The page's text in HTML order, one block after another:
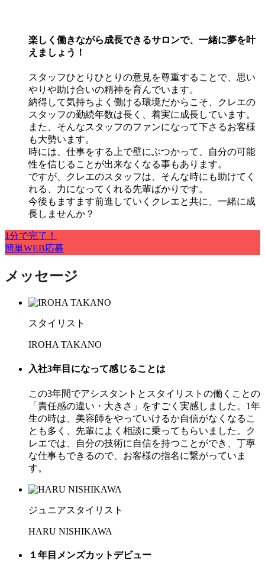
楽しく働きながら成長できるサロンで、一緒に夢を叶
えましょう！
スタッフひとりひとりの意見を尊重することで、思い
やりや助け合いの精神を育んでいます。
納得して気持ちよく働ける環境だからこそ、クレエの
スタッフの勤続年数は長く、着実に成長しています。
また、そんなスタッフのファンになって下さるお客様
も大勢います。
時には、仕事をする上で壁にぶつかって、自分の可能
性を信じることが出来なくなる事もあります。
ですが、クレエのスタッフは、そんな時にも助けてく
れる、力になってくれる先輩ばかりです。
今後もますます前進していくクレエと共に、一緒に成
長しませんか？
1分で完了！
簡単WEB応募
メッセージ
スタイリスト
IROHA TAKANO
入社3年目になって感じることは
この3年間でアシスタントとスタイリストの働くことの
「責任感の違い・大きさ」をすごく実感しました。1年
生の時は、美容師をやっていけるか自信がなくなるこ
とも多く、先輩によく相談に乗ってもらいました。ク
レエでは、自分の技術に自信を持つことができ、丁寧
な仕事もできるので、お客様の指名に繋がっていま
す。
ジュニアスタイリスト
HARU NISHIKAWA
１年目メンズカットデビュー